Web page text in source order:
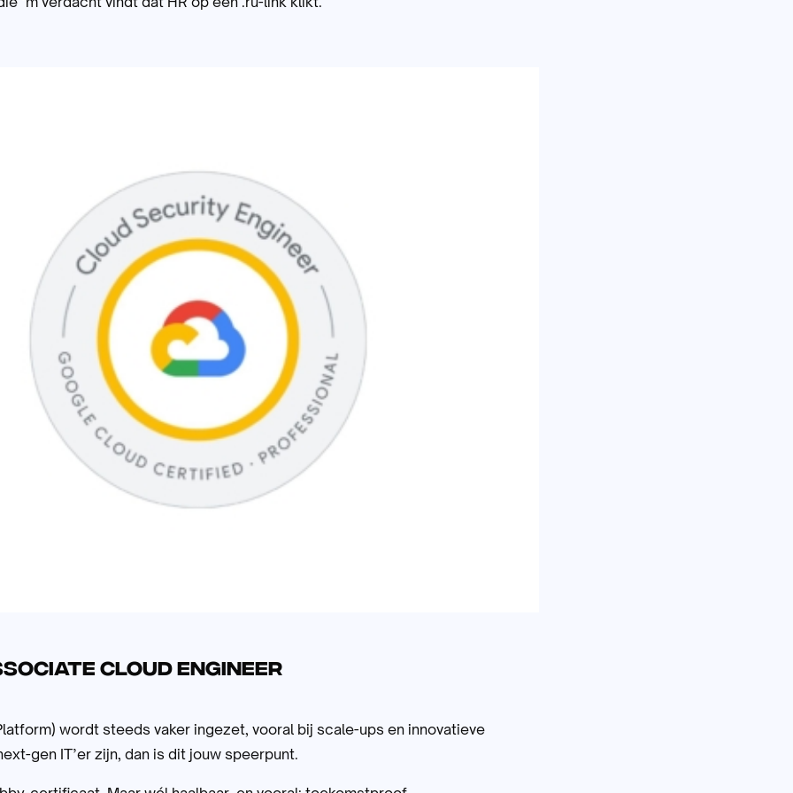
Cloud Engineer
wordt steeds vaker ingezet, vooral bij scale-ups en innovatieve
gen IT’er zijn, dan is dit jouw speerpunt.